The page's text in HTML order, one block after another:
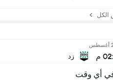
م زد
في أي وقت